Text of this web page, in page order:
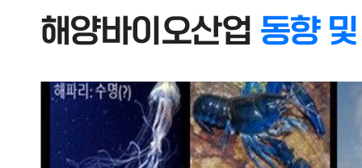
해양바이오산업 동향